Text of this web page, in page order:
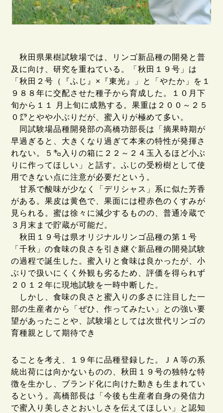
秋田県果樹試験場では、リンゴ新品種の開発と普
及に向け、研究を重ねている。「秋田１９号」は
「秋田２号（『ふじ』×『東光』」と「やたか」を１
９８８年に交配させた種子から育成した。１０月下
旬から１１ 月上旬に成熟する。果重は２００～２５
０㌘とやや小ぶりだが、蜜入りが極めて多い。
同試験場品種開発部の高橋功部長は「摘果時期が
早過ぎると、大きくなり過ぎて本来の特性が発揮さ
れない。５㌔入りの箱に２２～２４玉入るほど小ぶ
りに作ってほしい」と話す。ふじの受粉樹として使
用できない点に注意が必要だという。
甘系で酸味が少なく「デリシャス」系に似た芳香
がある。果皮は黄色で、果面には橙赤色のくすみが
見られる。蜜は徐々に減少するものの、普通冷蔵で
３月末まで貯蔵が可能だ。
秋田１９号は県オリジナルリンゴ品種の第１号
「千秋」の食味の良さを引き継ぐ新品種の開発試験
の過程で誕生した。蜜入りと食味は良かったが、小
ぶりで扱いにくく外観も劣るため、評価を得られず
２０１２年に現地試験を一時中断した。
しかし、食味の良さと蜜入りの多さに注目した一
部の生産者から「ぜひ、作ってみたい」との強い要
望があったことや、試験場としては次世代リンゴの
育種親として期待でき
ることを考え、１９年に品種登録した。ＪＡ等の系
統出荷には向かないものの、秋田１９号の独特な特
徴を生かし、ブランド化に向けた動きも生まれてい
るという。高橋部長は「今後も生産者自身の発信力
で蜜入り美しさとおいしさを伝えてほしい」と認知